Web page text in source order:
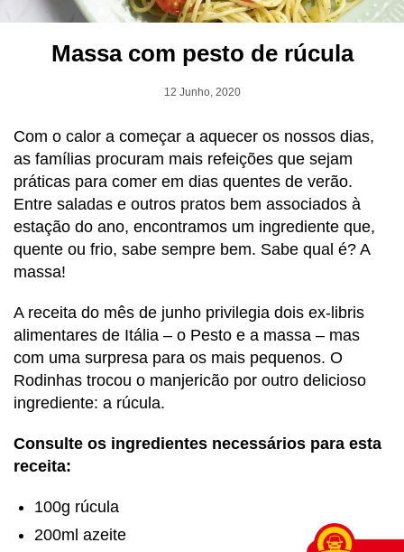
Massa com pesto de rúcula
12 Junho, 2020
Com o calor a começar a aquecer os nossos dias,
as famílias procuram mais refeições que sejam
práticas para comer em dias quentes de verão.
Entre saladas e outros pratos bem associados à
estação do ano, encontramos um ingrediente que,
quente ou frio, sabe sempre bem. Sabe qual é? A
massa!
A receita do mês de junho privilegia dois ex-libris
alimentares de Itália – o Pesto e a massa – mas
com uma surpresa para os mais pequenos. O
Rodinhas trocou o manjericão por outro delicioso
ingrediente: a rúcula.
Consulte os ingredientes necessários para esta
receita:
100g rúcula
200ml azeite